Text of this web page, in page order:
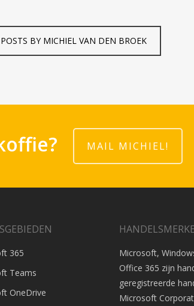
BY MICHIEL VAN DEN BROEK
MAIL MICHIEL!
365
Teams
OneDrive
Microsoft,
Office 365 zijn
geregistreerde
Microsoft